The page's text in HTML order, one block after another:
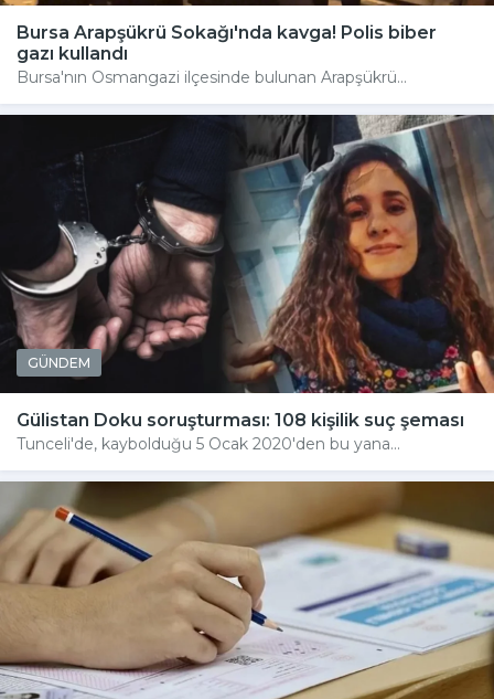
Bursa Arapşükrü Sokağı'nda kavga! Polis biber
gazı kullandı
Bursa'nın Osmangazi ilçesinde bulunan Arapşükrü...
GÜNDEM
Gülistan Doku soruşturması: 108 kişilik suç şeması
Tunceli'de, kaybolduğu 5 Ocak 2020'den bu yana...